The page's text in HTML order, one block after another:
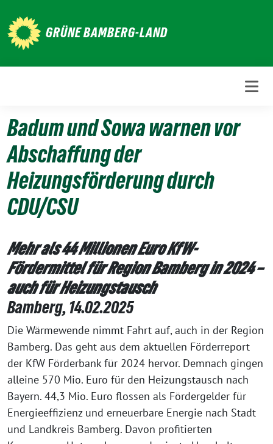
zum
Inhalt
GRÜNE BAMBERG-LAND
Badum und Sowa warnen vor
Abschaffung der
Heizungsförderung durch
CDU/CSU
Februar
2025
Mehr als 44 Millionen Euro KfW-
Fördermittel für Region Bamberg in 2024 –
auch für Heizungstausch
Bamberg, 14.02.2025
Die Wärmewende nimmt Fahrt auf, auch in der Region
Bamberg. Das geht aus dem aktuellen Förderreport
der KfW Förderbank für 2024 hervor. Demnach gingen
alleine 570 Mio. Euro für den Heizungstausch nach
Bayern. 44,3 Mio. Euro flossen als Fördergelder für
Energieeffizienz und erneuerbare Energie nach Stadt
und Landkreis Bamberg. Davon profitierten